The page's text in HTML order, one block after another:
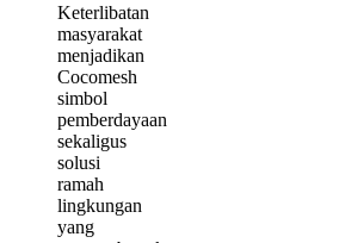
Keterlibatan
masyarakat
menjadikan
Cocomesh
simbol
pemberdayaan
sekaligus
solusi
ramah
lingkungan
yang